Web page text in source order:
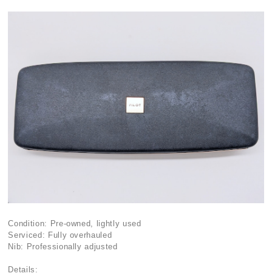
Condition: Pre-owned, lightly used
Serviced: Fully overhauled
Nib: Professionally adjusted
Details: